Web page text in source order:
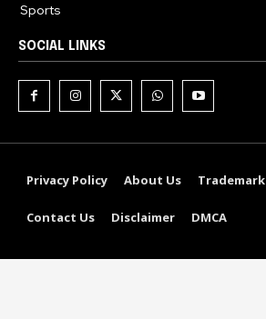
Sports
SOCIAL LINKS
Privacy Policy About Us Trademark
Contact Us Disclaimer DMCA